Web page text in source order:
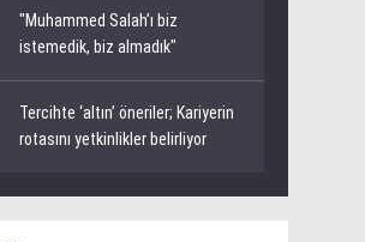
"Muhammed Salah’ı biz
istemedik, biz almadık"
Tercihte ‘altın’ öneriler; Kariyerin
rotasını yetkinlikler belirliyor